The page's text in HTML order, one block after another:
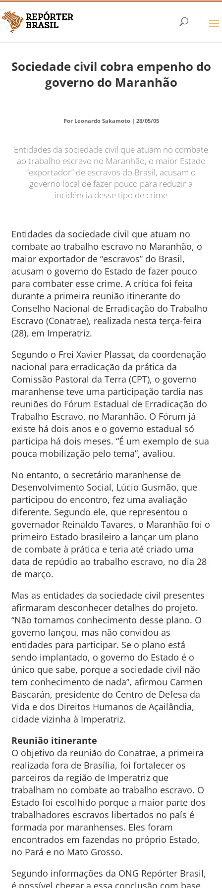
Sociedade civil cobra empenho do
governo do Maranhão
Por Leonardo Sakamoto | 28/05/05
Entidades da sociedade civil que atuam no combate
ao trabalho escravo no Maranhão, o maior Estado
“exportador” de escravos do Brasil, acusam o
governo local de fazer pouco para reduzir a
incidência desse tipo de crime
Entidades da sociedade civil que atuam no
combate ao trabalho escravo no Maranhão, o
maior exportador de “escravos” do Brasil,
acusam o governo do Estado de fazer pouco
para combater esse crime. A crítica foi feita
durante a primeira reunião itinerante do
Conselho Nacional de Erradicação do Trabalho
Escravo (Conatrae), realizada nesta terça-feira
(28), em Imperatriz.
Segundo o Frei Xavier Plassat, da coordenação
nacional para erradicação da prática da
Comissão Pastoral da Terra (CPT), o governo
maranhense teve uma participação tardia nas
reuniões do Fórum Estadual de Erradicação do
Trabalho Escravo, no Maranhão. O Fórum já
existe há dois anos e o governo estadual só
participa há dois meses. “É um exemplo de sua
pouca mobilização pelo tema”, avaliou.
No entanto, o secretário maranhense de
Desenvolvimento Social, Lúcio Gusmão, que
participou do encontro, fez uma avaliação
diferente. Segundo ele, que representou o
governador Reinaldo Tavares, o Maranhão foi o
primeiro Estado brasileiro a lançar um plano
de combate à prática e teria até criado uma
data de repúdio ao trabalho escravo, no dia 28
de março.
Mas as entidades da sociedade civil presentes
afirmaram desconhecer detalhes do projeto.
“Não tomamos conhecimento desse plano. O
governo lançou, mas não convidou as
entidades para participar. Se o plano está
sendo implantado, o governo do Estado é o
único que sabe, porque a sociedade civil não
tem conhecimento de nada”, afirmou Carmen
Bascarán, presidente do Centro de Defesa da
Vida e dos Direitos Humanos de Açailândia,
cidade vizinha à Imperatriz.
Reunião itinerante
O objetivo da reunião do Conatrae, a primeira
realizada fora de Brasília, foi fortalecer os
parceiros da região de Imperatriz que
trabalham no combate ao trabalho escravo. O
Estado foi escolhido porque a maior parte dos
trabalhadores escravos libertados no país é
formada por maranhenses. Eles foram
encontrados em fazendas no próprio Estado,
no Pará e no Mato Grosso.
Segundo informações da ONG Repórter Brasil,
é possível chegar a essa conclusão com base